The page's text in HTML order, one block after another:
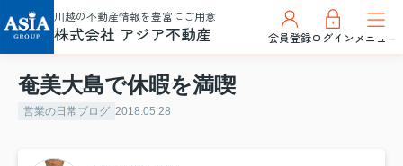
川越の不動産情報を豊富にご用意
株式会社 アジア不動産 会員登録ログインメニュー
奄美大島で休暇を満喫
営業の日常ブログ 2018.05.28